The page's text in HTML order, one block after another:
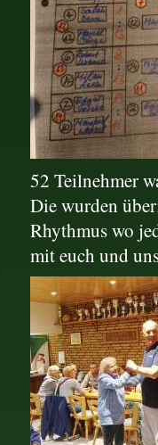
52 Teilnehmer
Die wurden
Rhythmus wo
mit euch und